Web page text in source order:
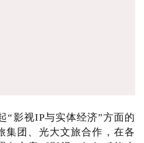
“影视IP与实体经济”方面的
集团、光大文旅合作，在各